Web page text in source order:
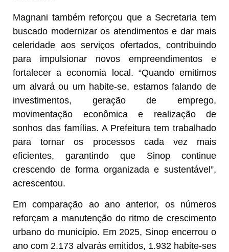
Magnani também reforçou que a Secretaria tem
buscado modernizar os atendimentos e dar mais
celeridade aos serviços ofertados, contribuindo
para impulsionar novos empreendimentos e
fortalecer a economia local. “Quando emitimos
um alvará ou um habite-se, estamos falando de
investimentos, geração de emprego,
movimentação econômica e realização de
sonhos das famílias. A Prefeitura tem trabalhado
para tornar os processos cada vez mais
eficientes, garantindo que Sinop continue
crescendo de forma organizada e sustentável”,
acrescentou.
Em comparação ao ano anterior, os números
reforçam a manutenção do ritmo de crescimento
urbano do município. Em 2025, Sinop encerrou o
ano com 2.173 alvarás emitidos, 1.932 habite-ses